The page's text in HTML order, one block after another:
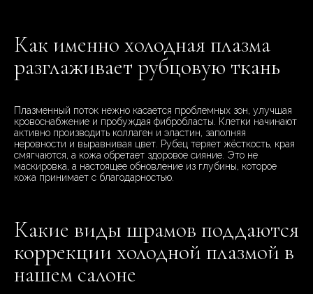
Как именно холодная плазма
разглаживает рубцовую ткань
Плазменный поток нежно касается проблемных зон, улучшая
кровоснабжение и пробуждая фибробласты. Клетки начинают
активно производить коллаген и эластин, заполняя
неровности и выравнивая цвет. Рубец теряет жёсткость, края
смягчаются, а кожа обретает здоровое сияние. Это не
маскировка, а настоящее обновление из глубины, которое
кожа принимает с благодарностью.
Какие виды шрамов поддаются
коррекции холодной плазмой в
нашем салоне